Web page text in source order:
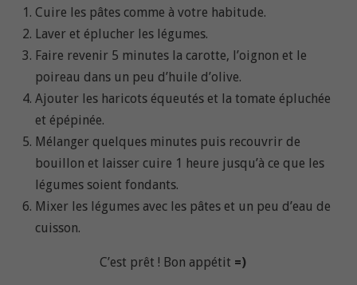
Cuire les pâtes comme à votre habitude.
Laver et éplucher les légumes.
Faire revenir 5 minutes la carotte, l’oignon et le
poireau dans un peu d’huile d’olive.
Ajouter les haricots équeutés et la tomate épluchée
et épépinée.
Mélanger quelques minutes puis recouvrir de
bouillon et laisser cuire 1 heure jusqu’à ce que les
légumes soient fondants.
Mixer les légumes avec les pâtes et un peu d’eau de
cuisson.
C’est prêt ! Bon appétit =)